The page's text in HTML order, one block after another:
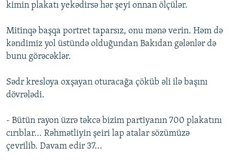
kimin plakatı yekədirsə hər şeyi onnan ölçülər.
Mitinqə başqa portret taparsız, onu mənə verin. Həm də
kəndimiz yol üstündə olduğundan Bakıdan gələnlər də
bunu görəcəklər.
Sədr kresloya oxşayan oturacağa çöküb əli ilə başını
dövrələdi.
- Bütün rayon üzrə təkcə bizim partiyanın 700 plakatını
cırıblar... Rəhmətliyin şeiri lap atalar sözümüzə
çevrilib. Davam edir 37...